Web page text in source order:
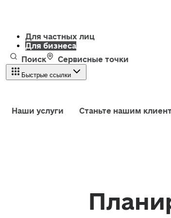
Для частных лиц
Для бизнеса
Поиск
Сервисные точки
Быстрые ссылки
Наши услуги Станьте нашим